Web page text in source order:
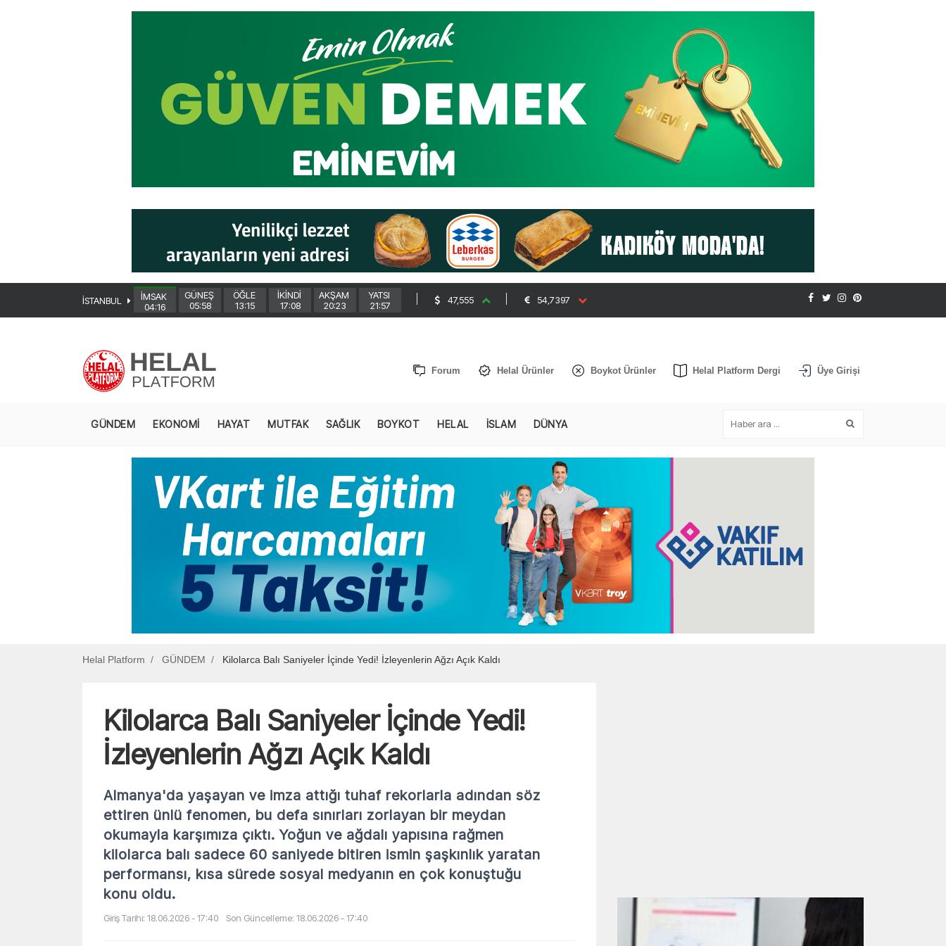
İSTANBUL
İMSAK
04:16
GÜNEŞ
05:58
ÖĞLE
13:15
İKİNDİ
17:08
AKŞAM
20:23
YATSI
21:57
47,555 54,7397
Forum Helal Ürünler Boykot Ürünler Helal Platform Dergi Üye Girişi
GÜNDEM EKONOMİ HAYAT MUTFAK SAĞLIK BOYKOT HELAL İSLAM DÜNYA
Helal Platform GÜNDEM Kilolarca Balı Saniyeler İçinde Yedi! İzleyenlerin Ağzı Açık Kaldı
Kilolarca Balı Saniyeler İçinde Yedi!
İzleyenlerin Ağzı Açık Kaldı
Almanya'da yaşayan ve imza attığı tuhaf rekorlarla adından söz
ettiren ünlü fenomen, bu defa sınırları zorlayan bir meydan
okumayla karşımıza çıktı. Yoğun ve ağdalı yapısına rağmen
kilolarca balı sadece 60 saniyede bitiren ismin şaşkınlık yaratan
performansı, kısa sürede sosyal medyanın en çok konuştuğu
konu oldu.
Giriş Tarihi: 18.06.2026 - 17:40 Son Güncelleme: 18.06.2026 - 17:40